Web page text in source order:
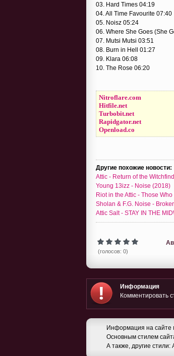
03. Hard Times 04:19
04. All Time Favourite 07:40
05. Noisz 05:24
06. Where She Goes (She
07. Mutsi Mutsi 03:51
08. Burn in Hell 01:27
09. Klara 06:08
10. The Rose 06:20
Nitroflare.com
Hitfile.net
Turbobit.net
Rapidgator.net
Openload.co
Другие похожие новости:
Attic - Return of the
Young 13izz - Noise (2018)
Riot in the Attic - Those
Sholan & F.G. Noise -
Attic Salt - STAY IN THE
(голосов: 0)
Информация
Комментировать
Информация на сайте
Основным стилем
А также, другие